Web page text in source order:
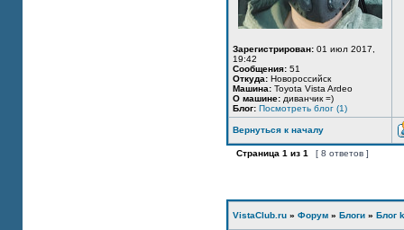
Зарегистрирован: 01 июл 2017,
19:42
Сообщения: 51
Откуда: Новороссийск
Машина: Toyota Vista Ardeo
О машине: диванчик =)
Блог: Посмотреть блог (1)
Вернуться к началу
Страница 1 из 1 [ 8 ответов ]
VistaClub.ru » Форум » Блоги » Блог